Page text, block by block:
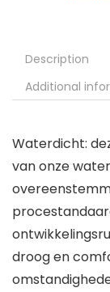
Description
Additional
Waterdicht:
van onze
droog en